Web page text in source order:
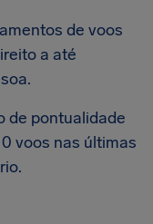
de voos
a até
de pontualidade
voos nas últimas